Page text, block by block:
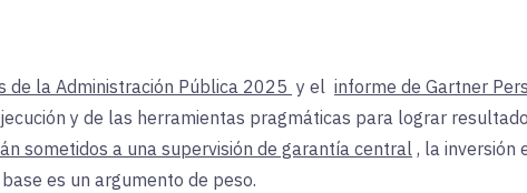
de la Administración Pública 2025 y el informe de Gartner
y de las herramientas pragmáticas para lograr
sometidos a una supervisión de garantía central , la inversión
es un argumento de peso.